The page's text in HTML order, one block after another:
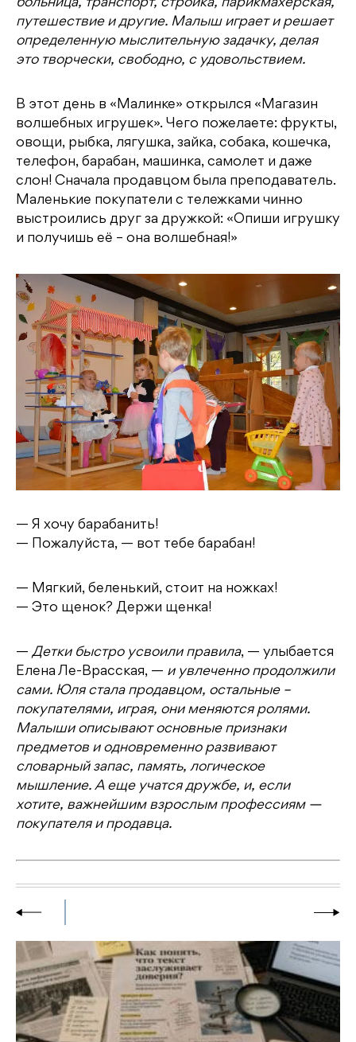
больница, транспорт, стройка, парикмахерская,
путешествие и другие. Малыш играет и решает
определенную мыслительную задачку, делая
это творчески, свободно, с удовольствием.
В этот день в «Малинке» открылся «Магазин
волшебных игрушек». Чего пожелаете: фрукты,
овощи, рыбка, лягушка, зайка, собака, кошечка,
телефон, барабан, машинка, самолет и даже
слон! Сначала продавцом была преподаватель.
Маленькие покупатели с тележками чинно
выстроились друг за дружкой: «Опиши игрушку
и получишь её – она волшебная!»
— Я хочу барабанить!
— Пожалуйста, — вот тебе барабан!
— Мягкий, беленький, стоит на ножках!
— Это щенок? Держи щенка!
— Детки быстро усвоили правила, — улыбается
Елена Ле-Врасская, — и увлеченно продолжили
сами. Юля стала продавцом, остальные –
покупателями, играя, они меняются ролями.
Малыши описывают основные признаки
предметов и одновременно развивают
словарный запас, память, логическое
мышление. А еще учатся дружбе, и, если
хотите, важнейшим взрослым профессиям —
покупателя и продавца.